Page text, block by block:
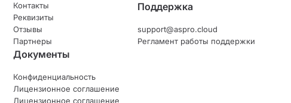
Контакты
Реквизиты
Отзывы
Партнеры
Документы
Конфиденциальность
Лицензионное соглашение
Лицензионное соглашение
Поддержка
support@aspro.cloud
Регламент работы поддержки